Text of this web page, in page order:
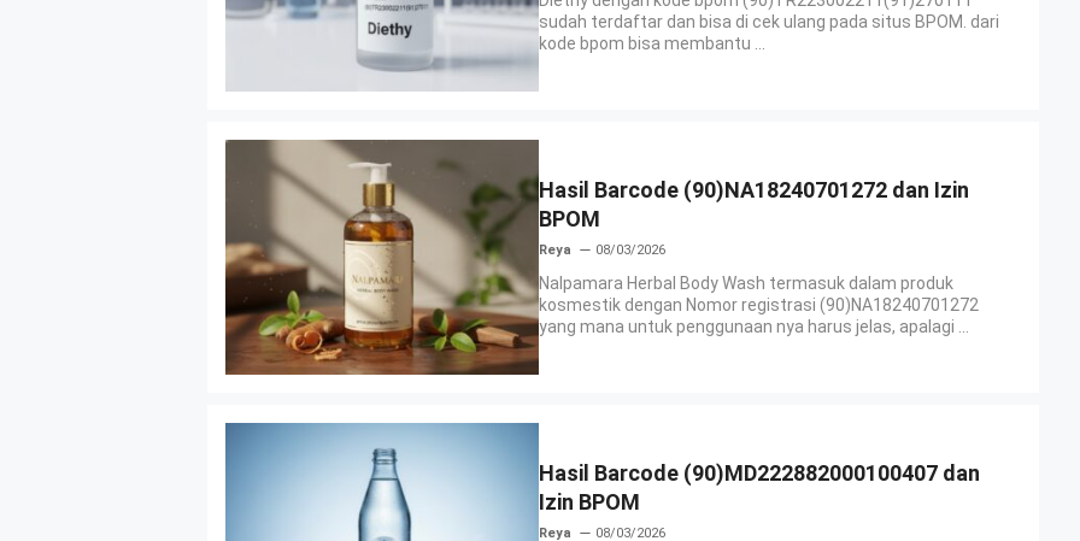
sudah terdaftar dan bisa di cek ulang pada situs BPOM. dari
kode bpom bisa membantu ...
Hasil Barcode (90)NA18240701272 dan Izin
BPOM
Reya 08/03/2026
Nalpamara Herbal Body Wash termasuk dalam produk
kosmestik dengan Nomor registrasi (90)NA18240701272
yang mana untuk penggunaan nya harus jelas, apalagi ...
Hasil Barcode (90)MD222882000100407 dan
Izin BPOM
Reya 08/03/2026